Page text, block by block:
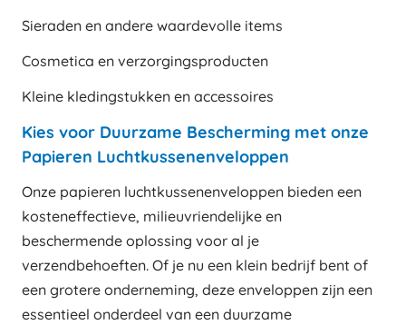
Sieraden en andere waardevolle items
Cosmetica en verzorgingsproducten
Kleine kledingstukken en accessoires
Kies voor Duurzame Bescherming met onze
Papieren Luchtkussenenveloppen
Onze papieren luchtkussenenveloppen bieden een
kosteneffectieve, milieuvriendelijke en
beschermende oplossing voor al je
verzendbehoeften. Of je nu een klein bedrijf bent of
een grotere onderneming, deze enveloppen zijn een
essentieel onderdeel van een duurzame